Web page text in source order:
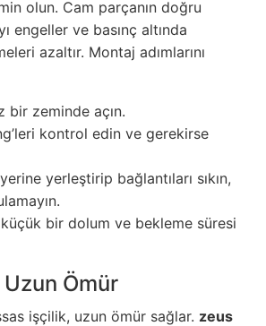
olun. Cam parçanın doğru
engeller ve basınç altında
azaltır. Montaj adımlarını
bir zeminde açın.
kontrol edin ve gerekirse
yerleştirip bağlantıları sıkın,
küçük bir dolum ve bekleme süresi
Ömür
işçilik, uzun ömür sağlar. zeus